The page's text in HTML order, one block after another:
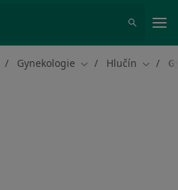
Gynekologie Změna města
Hlučín Změna